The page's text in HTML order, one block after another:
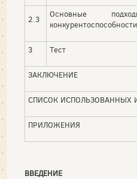
2.3
Основные
3 Тест
ЗАКЛЮЧЕНИЕ
СПИСОК ИСПОЛЬЗОВАННЫХ
ПРИЛОЖЕНИЯ
ВВЕДЕНИЕ